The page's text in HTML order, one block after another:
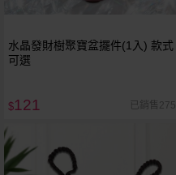
水晶發財樹聚寶盆擺件(1入) 款式
可選
$121 已銷售275